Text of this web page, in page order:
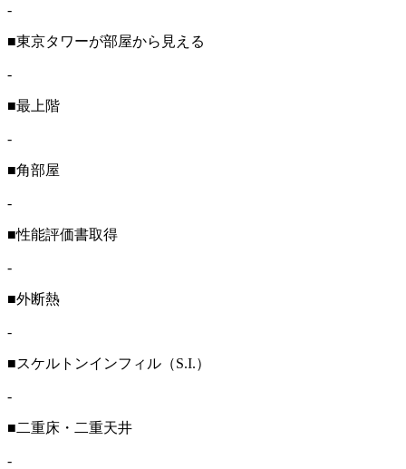
-
■東京タワーが部屋から見える
-
■最上階
-
■角部屋
-
■性能評価書取得
-
■外断熱
-
■スケルトンインフィル（S.I.）
-
■二重床・二重天井
-